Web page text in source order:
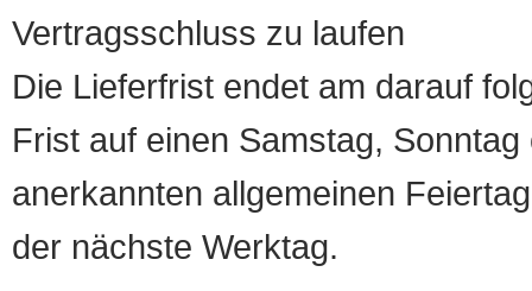
Vertragsschluss zu laufen
Die Lieferfrist endet am darauf
Frist auf einen Samstag,
anerkannten allgemeinen
der nächste Werktag.